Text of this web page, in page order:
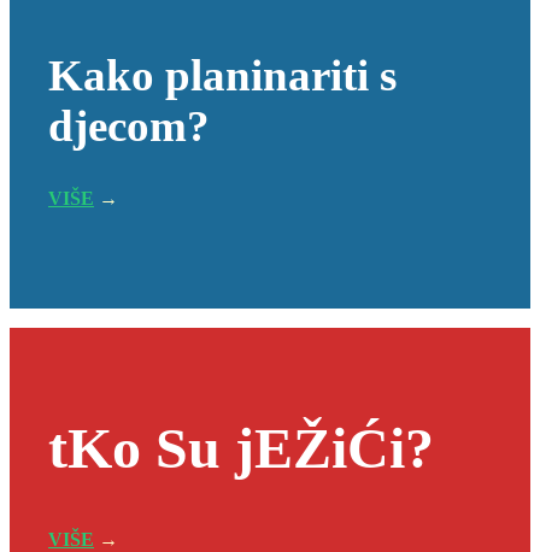
Kako planinariti s
djecom?
VIŠE →
tKo Su jEŽiĆi?
VIŠE →